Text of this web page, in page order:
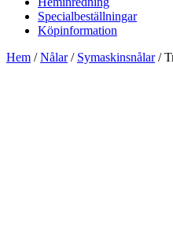
Specialbeställningar
Köpinformation
Hem /Nålar/ Symaskinsnålar/